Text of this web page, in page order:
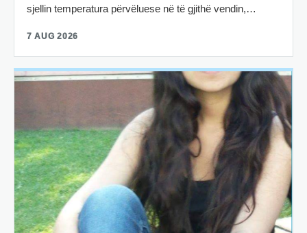
sjellin temperatura përvëluese në të gjithë vendin,…
7 AUG 2026